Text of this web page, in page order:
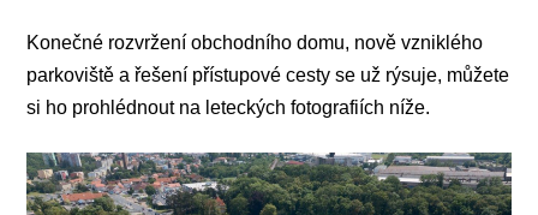
Konečné rozvržení obchodního domu, nově vzniklého
parkoviště a řešení přístupové cesty se už rýsuje, můžete
si ho prohlédnout na leteckých fotografiích níže.